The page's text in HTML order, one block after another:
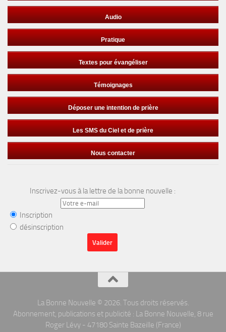
Audio
Pratique
Textes pour évangéliser
Témoignages
Déposer une intention de prière
Les SMS du Ciel et de prière
Nous contacter
Inscrivez-vous à la lettre de la bonne nouvelle :
Inscription
désinscription
La Bonne Nouvelle © 2026. Tous droits réservés.
Abonnement, publications et publicité : La Bonne Nouvelle, 8 rue
Roger Lévy - 47180 Sainte Bazeille (France)